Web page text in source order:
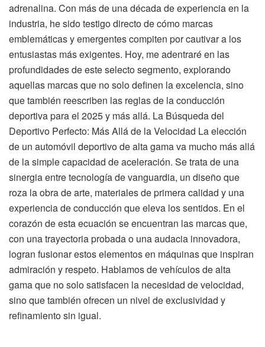
adrenalina. Con más de una década de experiencia en la
industria, he sido testigo directo de cómo marcas
emblemáticas y emergentes compiten por cautivar a los
entusiastas más exigentes. Hoy, me adentraré en las
profundidades de este selecto segmento, explorando
aquellas marcas que no solo definen la excelencia, sino
que también reescriben las reglas de la conducción
deportiva para el 2025 y más allá. La Búsqueda del
Deportivo Perfecto: Más Allá de la Velocidad La elección
de un automóvil deportivo de alta gama va mucho más allá
de la simple capacidad de aceleración. Se trata de una
sinergia entre tecnología de vanguardia, un diseño que
roza la obra de arte, materiales de primera calidad y una
experiencia de conducción que eleva los sentidos. En el
corazón de esta ecuación se encuentran las marcas que,
con una trayectoria probada o una audacia innovadora,
logran fusionar estos elementos en máquinas que inspiran
admiración y respeto. Hablamos de vehículos de alta
gama que no solo satisfacen la necesidad de velocidad,
sino que también ofrecen un nivel de exclusividad y
refinamiento sin igual.